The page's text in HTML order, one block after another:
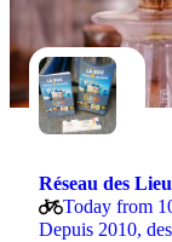
Réseau des
Today from
Depuis 2010,